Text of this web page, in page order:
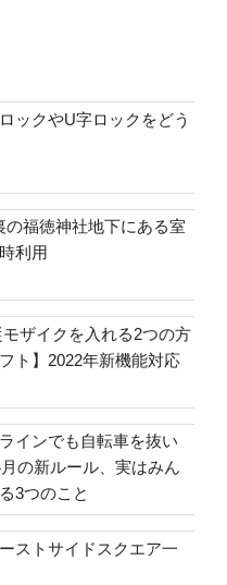
ックやU字ロックをどう
福徳神社地下にある室
利用
ザイクを入れる2つの方
ト】2022年新機能対応
インでも自転車を抜い
の新ルール、実はみん
3つのこと
ストサイドスクエア一